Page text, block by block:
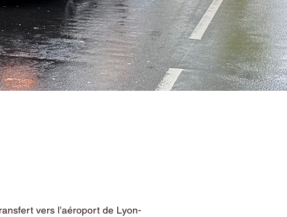
vers l’aéroport de Lyon-